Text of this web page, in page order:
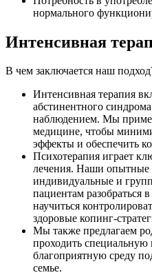
нормального
Интенсивная
В чем заключается наш
Интенсивная терапия
абстинентного
наблюдением. Мы
медицине, чтобы
эффекты и обеспечить
Психотерапия играет
лечения. Наши опытные
индивидуальные и
пациентам разобраться
научиться
здоровые копинг-
Мы также предлагаем
проходить специальную
благоприятную среду
семье.